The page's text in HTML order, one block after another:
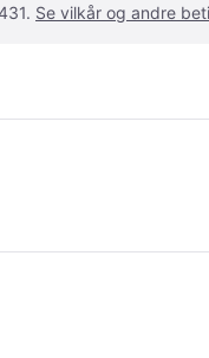
Se vilkår og andre